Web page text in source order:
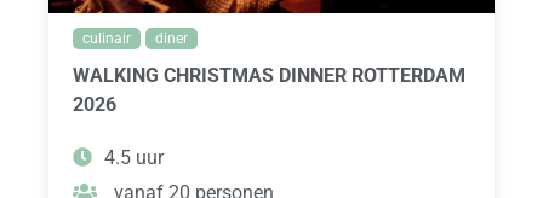
culinair diner
WALKING CHRISTMAS DINNER ROTTERDAM
2026
4.5 uur
vanaf 20 personen